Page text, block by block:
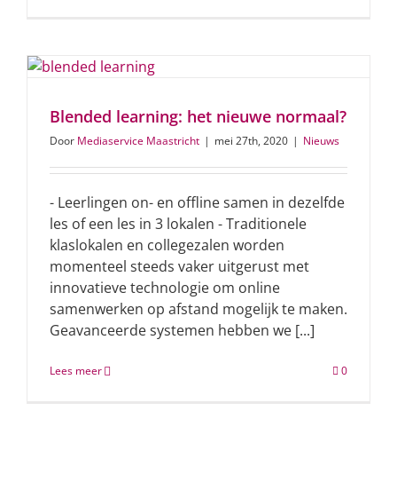
Blended learning: het nieuwe normaal?
Door Mediaservice Maastricht | mei 27th, 2020 | Nieuws
- Leerlingen on- en offline samen in dezelfde
les of een les in 3 lokalen - Traditionele
klaslokalen en collegezalen worden
momenteel steeds vaker uitgerust met
innovatieve technologie om online
samenwerken op afstand mogelijk te maken.
Geavanceerde systemen hebben we [...]
Lees meer 0